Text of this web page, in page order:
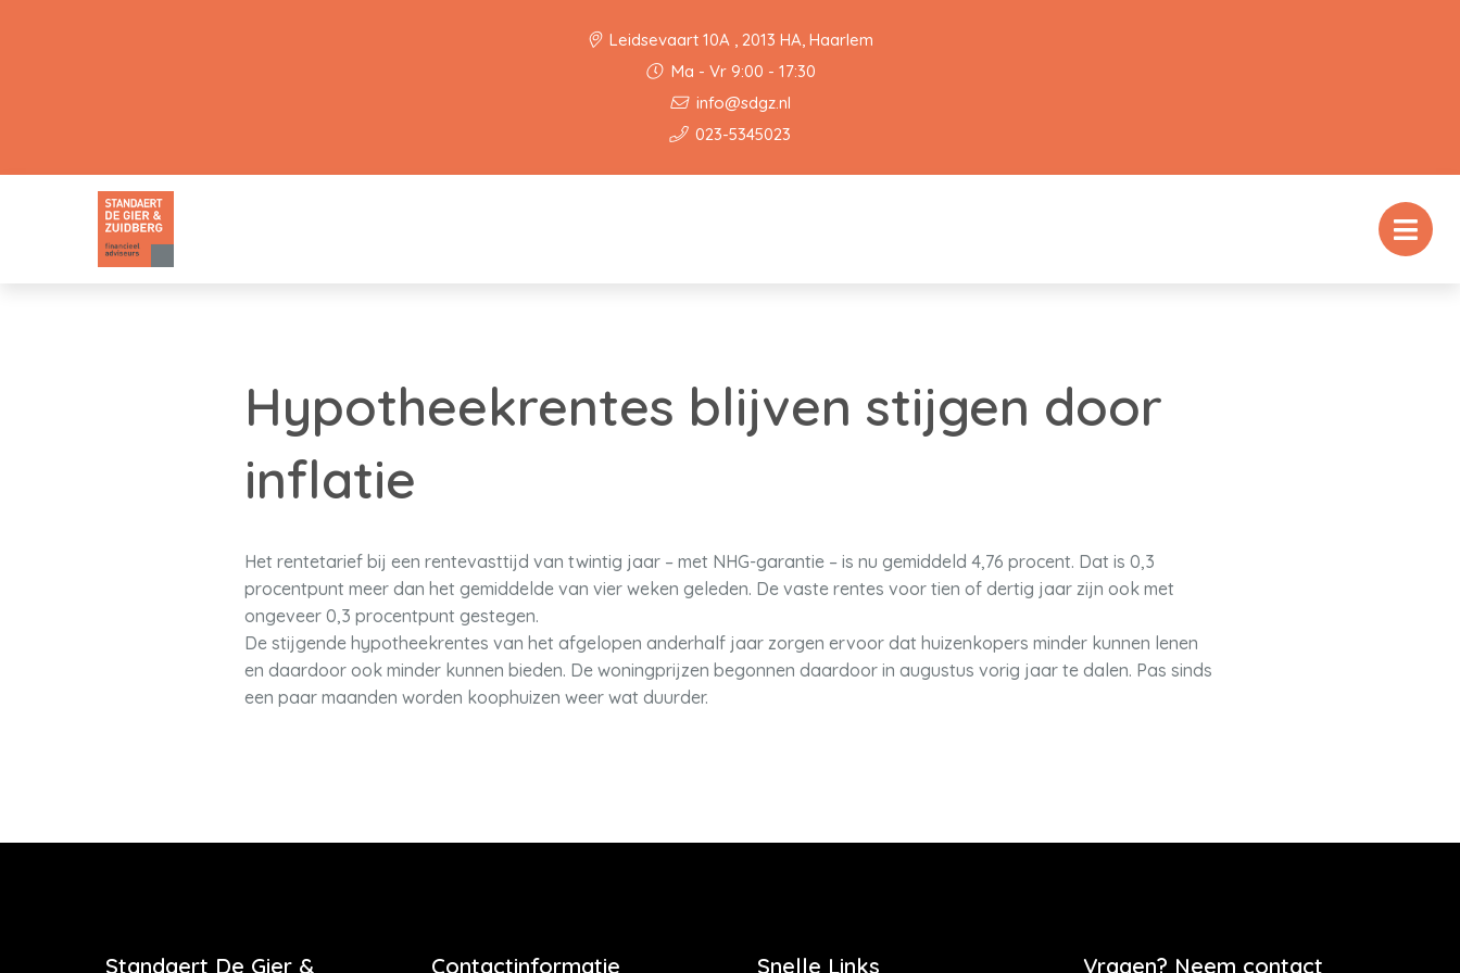
Leidsevaart 10A , 2013 HA, Haarlem
Ma - Vr 9:00 - 17:30
info@sdgz.nl
023-5345023
Hypotheekrentes blijven stijgen door
inflatie
Het rentetarief bij een rentevasttijd van twintig jaar – met NHG-garantie – is nu gemiddeld 4,76 procent. Dat is 0,3
procentpunt meer dan het gemiddelde van vier weken geleden. De vaste rentes voor tien of dertig jaar zijn ook met
ongeveer 0,3 procentpunt gestegen.
De stijgende hypotheekrentes van het afgelopen anderhalf jaar zorgen ervoor dat huizenkopers minder kunnen lenen
en daardoor ook minder kunnen bieden. De woningprijzen begonnen daardoor in augustus vorig jaar te dalen. Pas sinds
een paar maanden worden koophuizen weer wat duurder.
Standaert De Gier & Contactinformatie Snelle Links Vragen? Neem contact